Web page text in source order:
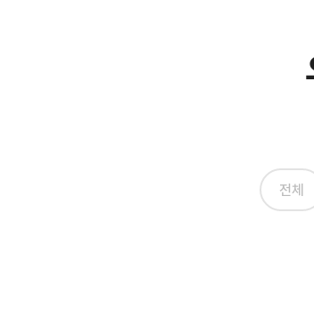
전체